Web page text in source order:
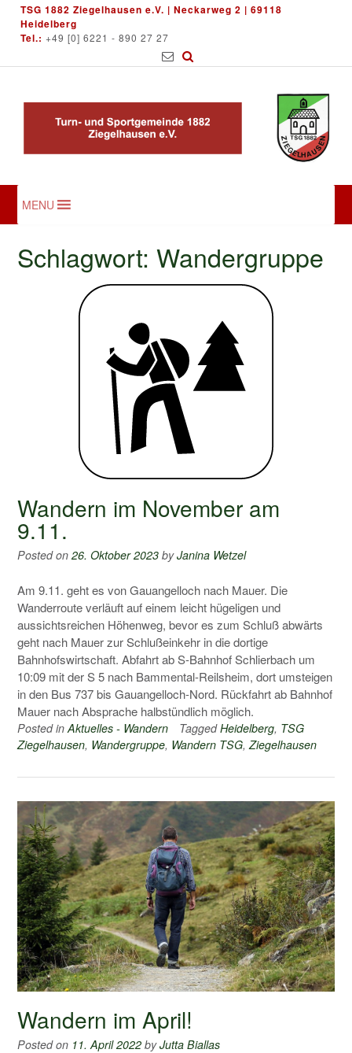
Skip
content
TSG 1882 Ziegelhausen e.V. | Neckarweg 2 | 69118
Heidelberg
Tel.: +49 [0] 6221 - 890 27 27
MENU
Schlagwort: Wandergruppe
Wandern im November am
9.11.
Posted on 26. Oktober 2023 byJanina Wetzel
Am 9.11. geht es von Gauangelloch nach Mauer. Die
Wanderroute verläuft auf einem leicht hügeligen und
aussichtsreichen Höhenweg, bevor es zum Schluß abwärts
geht nach Mauer zur Schlußeinkehr in die dortige
Bahnhofswirtschaft. Abfahrt ab S-Bahnhof Schlierbach um
10:09 mit der S 5 nach Bammental-Reilsheim, dort umsteigen
in den Bus 737 bis Gauangelloch-Nord. Rückfahrt ab Bahnhof
Mauer nach Absprache halbstündlich möglich.
Posted in Aktuelles - Wandern TaggedHeidelberg, TSG
Ziegelhausen, Wandergruppe, Wandern TSG, Ziegelhausen
Wandern im April!
Posted on 11. April 2022 byJutta Biallas